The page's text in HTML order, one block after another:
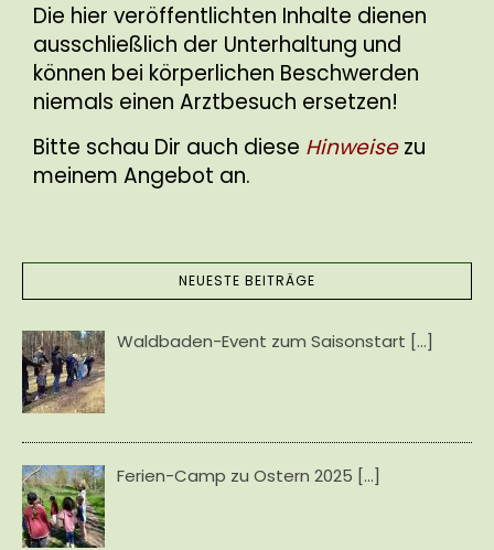
Die hier veröffentlichten Inhalte dienen
ausschließlich der Unterhaltung und
können bei körperlichen Beschwerden
niemals einen Arztbesuch ersetzen!
Bitte schau Dir auch diese Hinweisezu
meinem Angebot an.
NEUESTE BEITRÄGE
Waldbaden-Event zum Saisonstart […]
Ferien-Camp zu Ostern 2025 […]